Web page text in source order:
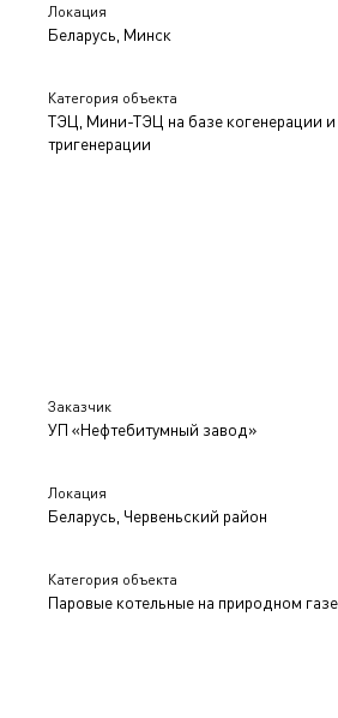
Локация
Беларусь, Минск
Категория объекта
ТЭЦ, Мини-ТЭЦ на базе когенерации и
тригенерации
Заказчик
УП «Нефтебитумный завод»
Локация
Беларусь, Червеньский район
Категория объекта
Паровые котельные на природном газе